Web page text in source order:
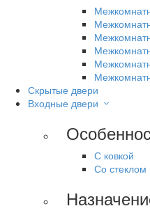
Скрытые двери
Входные двери
С ковкой
Со стеклом